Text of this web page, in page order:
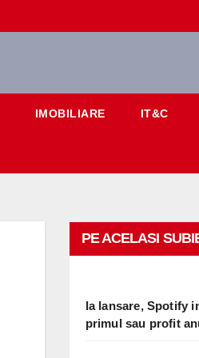
IMOBILIARE IT&C
PE ACELASI
la lansare, Spotify
primul sau profit